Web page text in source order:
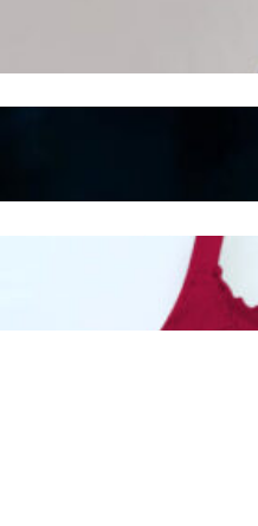
Kepribadian
Mengintip Kepribadian
Wanita Dari Warna Bra